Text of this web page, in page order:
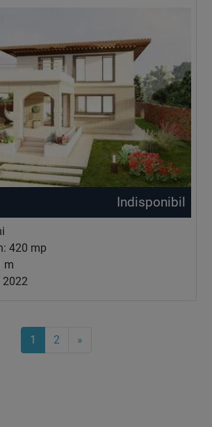
Indisponibil
420 mp
m
2022
1 2 »